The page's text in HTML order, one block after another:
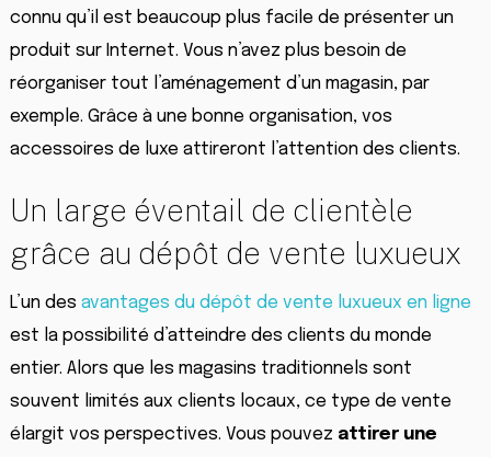
connu qu’il est beaucoup plus facile de présenter un
produit sur Internet. Vous n’avez plus besoin de
réorganiser tout l’aménagement d’un magasin, par
exemple. Grâce à une bonne organisation, vos
accessoires de luxe attireront l’attention des clients.
Un large éventail de clientèle
grâce au dépôt de vente luxueux
L’un des avantages du dépôt de vente luxueux en ligne
est la possibilité d’atteindre des clients du monde
entier. Alors que les magasins traditionnels sont
souvent limités aux clients locaux, ce type de vente
élargit vos perspectives. Vous pouvez attirer une